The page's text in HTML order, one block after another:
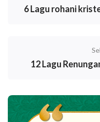
Banyak orang percaya,
arti iman pada Tuhan,
"karya Tuhan," tapi tak
pekerjaan-Nya. Tak
6 Lagu rohani
12 Lagu